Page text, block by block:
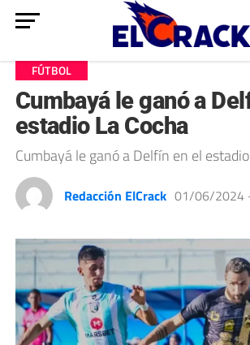
FÚTBOL
Cumbayá le ganó a
estadio La Cocha
Cumbayá le ganó a Delfín en el
Redacción ElCrack 01/06/2024